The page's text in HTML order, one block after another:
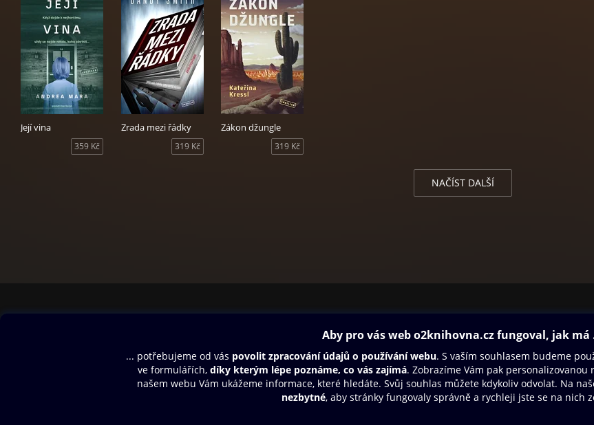
Její vina
359 Kč
Zrada mezi řádky
319 Kč
Zákon džungle
319 Kč
NAČÍST DALŠÍ
Aplikace a hry
SMS/MMS Info
Blog
Dárkový poukaz
Nápověda
Napište nám
Oneplay Originály
Sport